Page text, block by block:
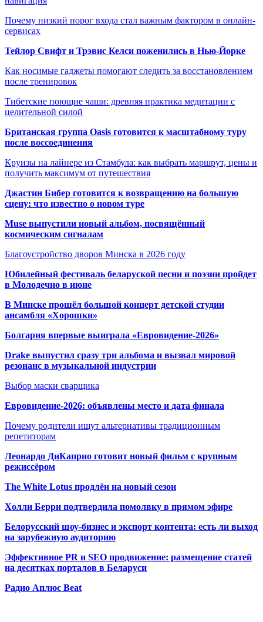
Почему низкий порог входа стал важным фактором в онлайн-
сервисах
Тейлор Свифт и Трэвис Келси поженились в Нью-Йорке
Как носимые гаджеты помогают следить за восстановлением
после тренировок
Тибетские поющие чаши: древняя практика медитации с
целительной силой
Британская группа Oasis готовится к масштабному туру
после воссоединения
Круизы на лайнере из Стамбула: как выбрать маршрут, цены и
получить максимум от путешествия
Джастин Бибер готовится к возвращению на большую
сцену: что известно о новом туре
Muse выпустили новый альбом, посвящённый
космическим сигналам
Благоустройство дворов Минска в 2026 году
Юбилейный фестиваль беларуской песни и поэзии пройдет
в Молодечно в июне
В Минске прошёл большой концерт детской студии
ансамбля «Хорошки»
Болгария впервые выиграла «Евровидение-2026»
Drake выпустил сразу три альбома и вызвал мировой
резонанс в музыкальной индустрии
Выбор маски сварщика
Евровидение-2026: объявлены место и дата финала
Почему родители ищут альтернативы традиционным
репетиторам
Леонардо ДиКаприо готовит новый фильм с крупным
режиссёром
The White Lotus продлён на новый сезон
Холли Берри подтвердила помолвку в прямом эфире
Белорусский шоу-бизнес и экспорт контента: есть ли выход
на зарубежную аудиторию
Эффективное PR и SEO продвижение: размещение статей
на десятках порталов в Беларуси
Радио Аплюс Beat